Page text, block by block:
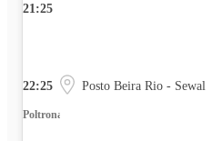
21:25
22:25 Posto Beira Rio - Sewal
Poltrona